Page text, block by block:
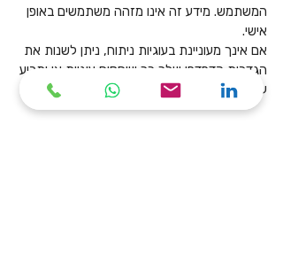
המשתמש. מידע זה אינו מזהה משתמשים באופן
אישי.
אם אינך מעוניינת בעוגיות ניתוח, ניתן לשנות את
הגדרות הדפדפן שלך כך שיחסום עוגיות או יתריע
על שימוש בהן.